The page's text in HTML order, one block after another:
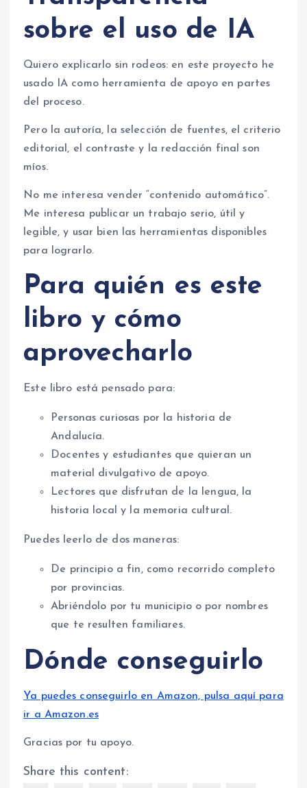
sobre el uso de IA
Quiero explicarlo sin rodeos: en este proyecto he
usado IA como herramienta de apoyo en partes
del proceso.
Pero la autoría, la selección de fuentes, el criterio
editorial, el contraste y la redacción final son
míos.
No me interesa vender “contenido automático”.
Me interesa publicar un trabajo serio, útil y
legible, y usar bien las herramientas disponibles
para lograrlo.
Para quién es este
libro y cómo
aprovecharlo
Este libro está pensado para:
Personas curiosas por la historia de
Andalucía.
Docentes y estudiantes que quieran un
material divulgativo de apoyo.
Lectores que disfrutan de la lengua, la
historia local y la memoria cultural.
Puedes leerlo de dos maneras:
De principio a fin, como recorrido completo
por provincias.
Abriéndolo por tu municipio o por nombres
que te resulten familiares.
Dónde conseguirlo
Ya puedes conseguirlo en Amazon, pulsa aquí para
ir a Amazon.es
Gracias por tu apoyo.
Share this content: